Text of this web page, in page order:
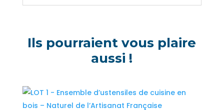
Ils pourraient vous plaire
aussi !